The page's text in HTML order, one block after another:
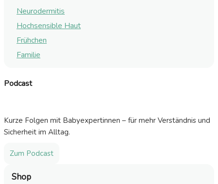
Neurodermitis
Hochsensible Haut
Frühchen
Familie
Podcast
Kurze Folgen mit Babyexpertinnen – für mehr Verständnis und
Sicherheit im Alltag.
Zum Podcast
Shop